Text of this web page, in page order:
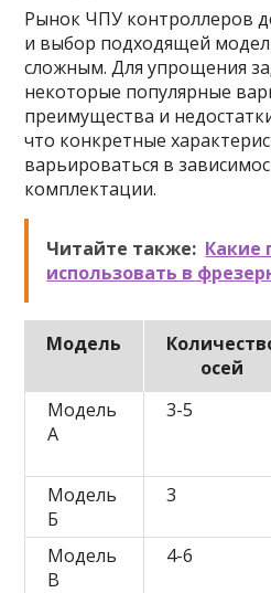
Рынок ЧПУ контроллеров
и выбор подходящей
сложным. Для упрощения
некоторые популярные
преимущества и
что конкретные
варьироваться в
комплектации.
Читайте также: Какие
использовать в
Модель
осей
Модель
А
3-5
Модель
Б
3
Модель
В
4-6